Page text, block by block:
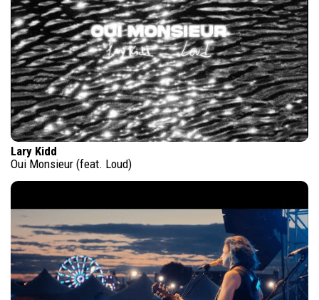
Lary Kidd
Oui Monsieur (feat. Loud)